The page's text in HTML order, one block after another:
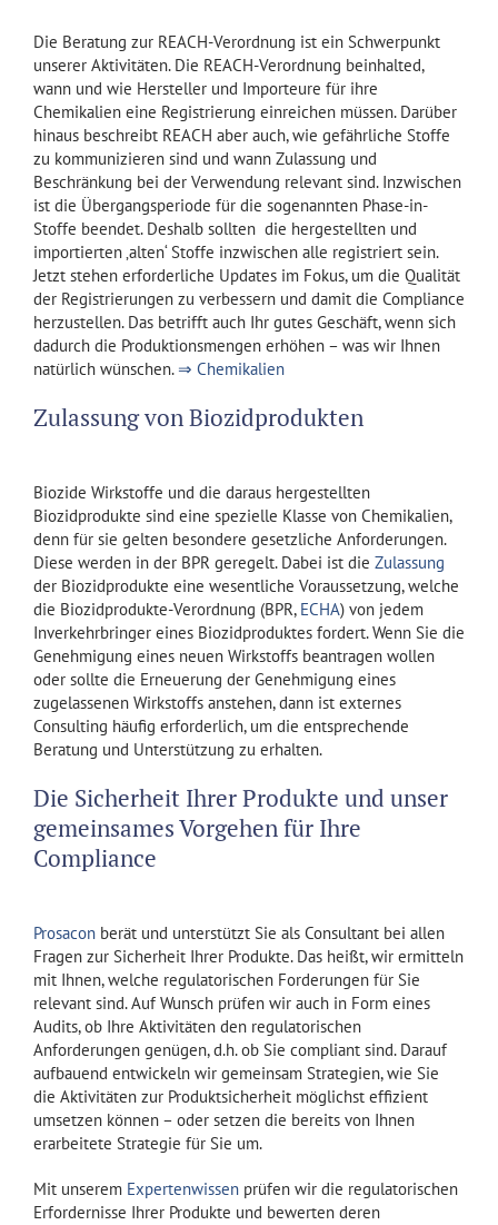
Die Beratung zur REACH-Verordnung ist ein Schwerpunkt
unserer Aktivitäten. Die REACH-Verordnung beinhalted,
wann und wie Hersteller und Importeure für ihre
Chemikalien eine Registrierung einreichen müssen. Darüber
hinaus beschreibt REACH aber auch, wie gefährliche Stoffe
zu kommunizieren sind und wann Zulassung und
Beschränkung bei der Verwendung relevant sind. Inzwischen
ist die Übergangsperiode für die sogenannten Phase-in-
Stoffe beendet. Deshalb sollten die hergestellten und
importierten ‚alten‘ Stoffe inzwischen alle registriert sein.
Jetzt stehen erforderliche Updates im Fokus, um die Qualität
der Registrierungen zu verbessern und damit die Compliance
herzustellen. Das betrifft auch Ihr gutes Geschäft, wenn sich
dadurch die Produktionsmengen erhöhen – was wir Ihnen
natürlich wünschen.⇒ Chemikalien
Zulassung von Biozidprodukten
Biozide Wirkstoffe und die daraus hergestellten
Biozidprodukte sind eine spezielle Klasse von Chemikalien,
denn für sie gelten besondere gesetzliche Anforderungen.
Diese werden in der BPR geregelt. Dabei ist die Zulassung
der Biozidprodukte eine wesentliche Voraussetzung, welche
die Biozidprodukte-Verordnung (BPR, ECHA) von jedem
Inverkehrbringer eines Biozidproduktes fordert. Wenn Sie die
Genehmigung eines neuen Wirkstoffs beantragen wollen
oder sollte die Erneuerung der Genehmigung eines
zugelassenen Wirkstoffs anstehen, dann ist externes
Consulting häufig erforderlich, um die entsprechende
Beratung und Unterstützung zu erhalten.
Die Sicherheit Ihrer Produkte und unser
gemeinsames Vorgehen für Ihre
Compliance
Prosaconberät und unterstützt Sie als Consultant bei allen
Fragen zur Sicherheit Ihrer Produkte. Das heißt, wir ermitteln
mit Ihnen, welche regulatorischen Forderungen für Sie
relevant sind. Auf Wunsch prüfen wir auch in Form eines
Audits, ob Ihre Aktivitäten den regulatorischen
Anforderungen genügen, d.h. ob Sie compliant sind. Darauf
aufbauend entwickeln wir gemeinsam Strategien, wie Sie
die Aktivitäten zur Produktsicherheit möglichst effizient
umsetzen können – oder setzen die bereits von Ihnen
erarbeitete Strategie für Sie um.
Mit unserem Expertenwissenprüfen wir die regulatorischen
Erfordernisse Ihrer Produkte und bewerten deren